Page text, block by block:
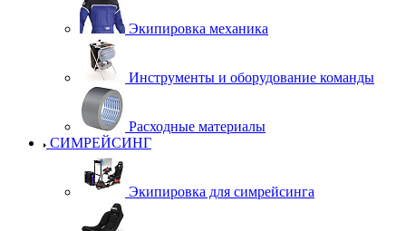
Экипировка механика
Инструменты и оборудование команды
Расходные материалы
СИМРЕЙСИНГ
Экипировка для симрейсинга